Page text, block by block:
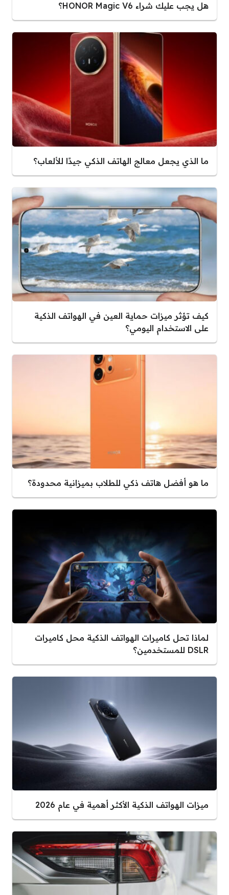
هل يجب عليك شراء HONOR Magic V6؟
ما الذي يجعل معالج الهاتف الذكي جيدًا للألعاب؟
كيف تؤثر ميزات حماية العين في الهواتف الذكية
على الاستخدام اليومي؟
ما هو أفضل هاتف ذكي للطلاب بميزانية محدودة؟
لماذا تحل كاميرات الهواتف الذكية محل كاميرات
DSLR للمستخدمين؟
ميزات الهواتف الذكية الأكثر أهمية في عام 2026